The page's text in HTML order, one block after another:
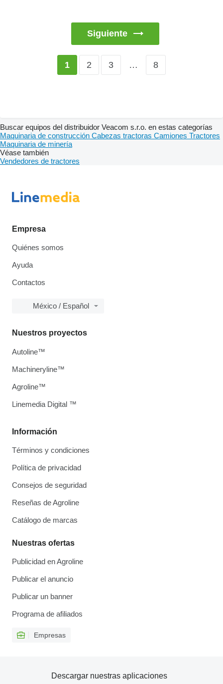
Siguiente
1 2 3 … 8
Buscar equipos del distribuidor Veacom s.r.o. en estas categorías
Maquinaria de construcción Cabezas tractoras Camiones Tractores
Maquinaria de minería
Véase también
Vendedores de tractores
Empresa
Quiénes somos
Ayuda
Contactos
México / Español
Información
Términos y condiciones
Política de privacidad
Consejos de seguridad
Reseñas de Agroline
Catálogo de marcas
Nuestras ofertas
Publicidad en Agroline
Publicar el anuncio
Publicar un banner
Programa de afiliados
Empresas
Nuestros proyectos
Autoline™
Machineryline™
Agroline™
Linemedia Digital ™
Descargar nuestras aplicaciones